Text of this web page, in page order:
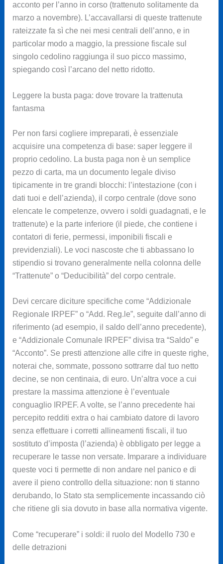
acconto per l’anno in corso (trattenuto solitamente da
marzo a novembre). L’accavallarsi di queste trattenute
rateizzate fa sì che nei mesi centrali dell’anno, e in
particolar modo a maggio, la pressione fiscale sul
singolo cedolino raggiunga il suo picco massimo,
spiegando così l’arcano del netto ridotto.
Leggere la busta paga: dove trovare la trattenuta
fantasma
Per non farsi cogliere impreparati, è essenziale
acquisire una competenza di base: saper leggere il
proprio cedolino. La busta paga non è un semplice
pezzo di carta, ma un documento legale diviso
tipicamente in tre grandi blocchi: l’intestazione (con i
dati tuoi e dell’azienda), il corpo centrale (dove sono
elencate le competenze, ovvero i soldi guadagnati, e le
trattenute) e la parte inferiore (il piede, che contiene i
contatori di ferie, permessi, imponibili fiscali e
previdenziali). Le voci nascoste che ti abbassano lo
stipendio si trovano generalmente nella colonna delle
“Trattenute” o “Deducibilità” del corpo centrale.
Devi cercare diciture specifiche come “Addizionale
Regionale IRPEF” o “Add. Reg.le”, seguite dall’anno di
riferimento (ad esempio, il saldo dell’anno precedente),
e “Addizionale Comunale IRPEF” divisa tra “Saldo” e
“Acconto”. Se presti attenzione alle cifre in queste righe,
noterai che, sommate, possono sottrarre dal tuo netto
decine, se non centinaia, di euro. Un’altra voce a cui
prestare la massima attenzione è l’eventuale
conguaglio IRPEF. A volte, se l’anno precedente hai
percepito redditi extra o hai cambiato datore di lavoro
senza effettuare i corretti allineamenti fiscali, il tuo
sostituto d’imposta (l’azienda) è obbligato per legge a
recuperare le tasse non versate. Imparare a individuare
queste voci ti permette di non andare nel panico e di
avere il pieno controllo della situazione: non ti stanno
derubando, lo Stato sta semplicemente incassando ciò
che ritiene gli sia dovuto in base alla normativa vigente.
Come “recuperare” i soldi: il ruolo del Modello 730 e
delle detrazioni